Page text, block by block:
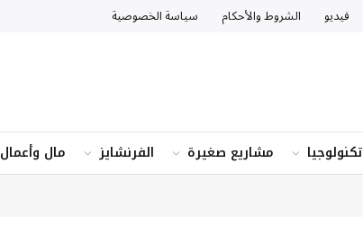
فيديو الشروط والأحكام سياسة الخصوصية
تكنولوجيا مشاريع صغيرة الفرنشايز مال وأعمال